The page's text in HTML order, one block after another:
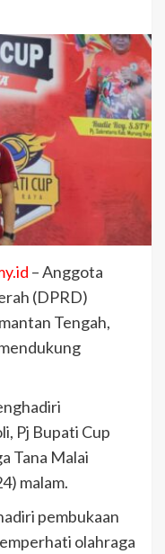
– Anggota
(DPRD)
Tengah,
Pj Bupati Cup
Tana Malai
malam.
pembukaan
olahraga